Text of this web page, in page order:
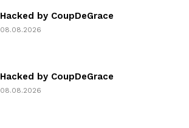
Hacked by CoupDeGrace
08.08.2026
Hacked by CoupDeGrace
08.08.2026